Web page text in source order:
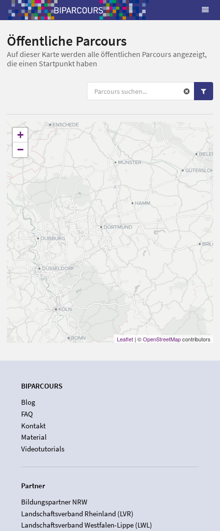
Öffentliche Parcours
Auf dieser Karte werden alle öffentlichen Parcours angezeigt,
die einen Startpunkt haben
+
−
Leaflet | ©OpenStreetMapcontributors
BIPARCOURS
Blog
FAQ
Kontakt
Material
Videotutorials
Partner
Bildungspartner NRW
Landschaftsverband Rheinland (LVR)
Landschaftsverband Westfalen-Lippe (LWL)